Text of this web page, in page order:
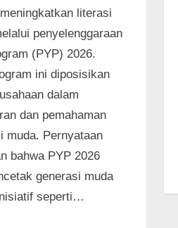
literasi
penyelenggaraan
(PYP) 2026.
ini diposisikan
dalam
dan pemahaman
muda. Pernyataan
bahwa PYP 2026
generasi muda
seperti…